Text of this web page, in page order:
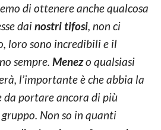
di ottenere anche qualcosa
dainostri tifosi, non ci
loro sono incredibili e il
sempre. Menezo qualsiasi
l’importante è che abbia la
portare ancora di più
Non so in quanti